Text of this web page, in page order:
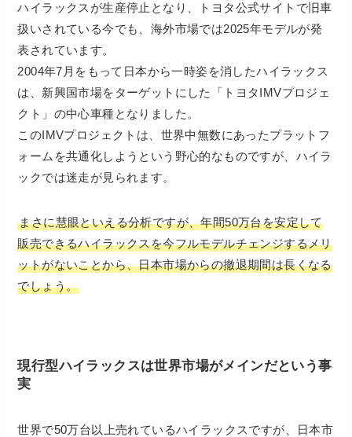
ハイラックスが生産停止となり、トヨタ公式サイトで旧車
扱いされている今でも、海外市場では2025年モデルが発
表されています。
2004年7月をもって日本から一時姿を消したハイラックス
は、新興国市場をターゲットにした「トヨタIMVプロジェ
クト」の中心車種となりました。
このIMVプロジェクトは、世界中無数にあったプラットフ
ォームを共通化しようという野心的なものですが、ハイラ
ックでは迷走が見られます。
まさに慧眼といえる分析ですが、年間50万台を安定して
販売できるハイラックスを今フルモデルチェンジするメリ
ットがないことから、日本市場からの撤退期間は長くなる
でしょう。
現行型ハイラックスは世界市場がメインだという事
実
世界で50万台以上売れているハイラックスですが、日本市